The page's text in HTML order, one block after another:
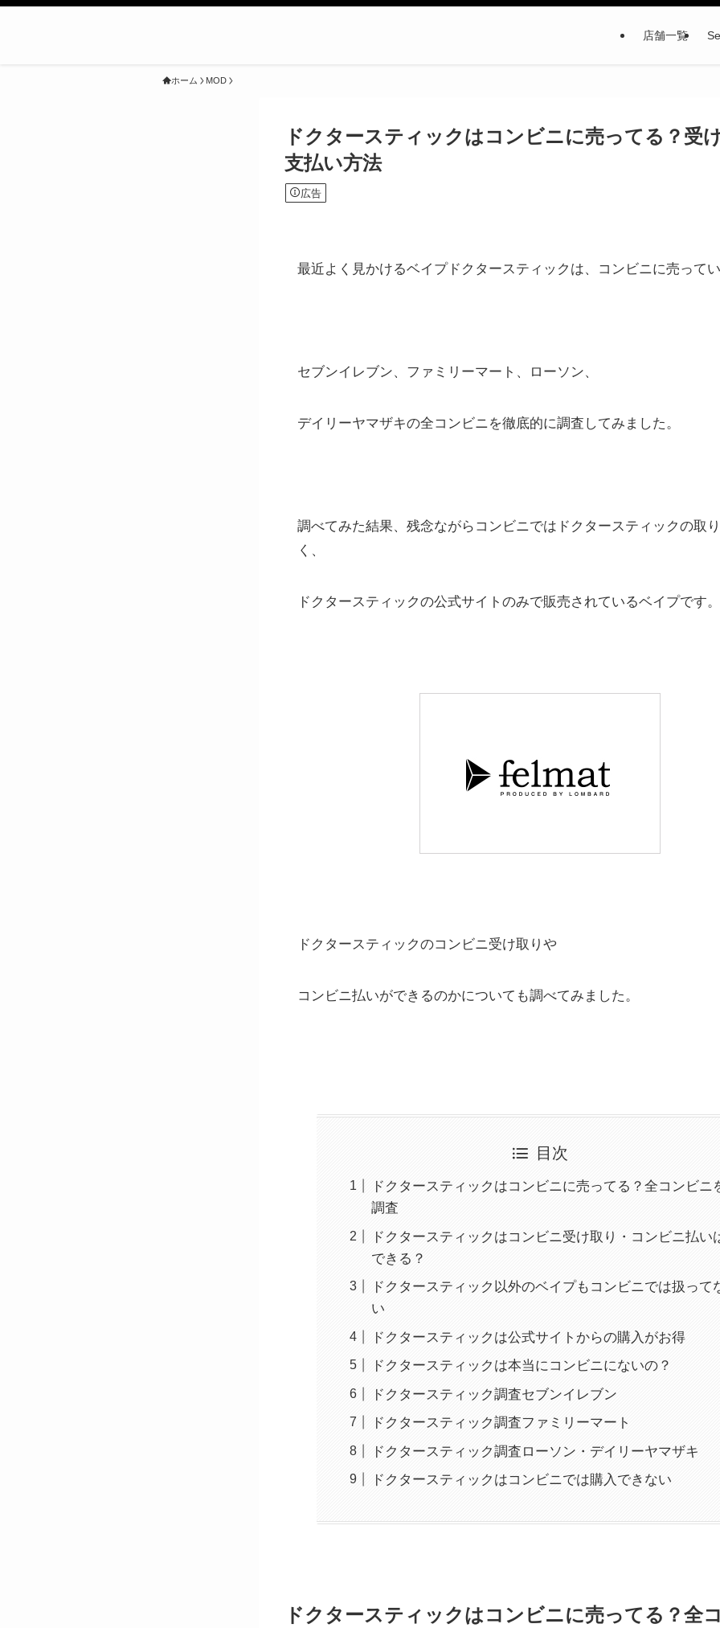
店舗一覧
ホーム MOD
ドクタースティックはコンビニに売ってる？受
支払い方法
広告
最近よく見かけるベイプドクタースティックは、コンビニに売って
セブンイレブン、ファミリーマート、ローソン、
デイリーヤマザキの全コンビニを徹底的に調査してみました。
調べてみた結果、残念ながらコンビニではドクタースティックの取
く、
ドクタースティックの公式サイトのみで販売されているベイプです。
ドクタースティックのコンビニ受け取りや
コンビニ払いができるのかについても調べてみました。
目次
ドクタースティックはコンビニに売ってる？全コンビニ
調査
ドクタースティックはコンビニ受け取り・コンビニ払い
できる？
ドクタースティック以外のベイプもコンビニでは扱って
い
ドクタースティックは公式サイトからの購入がお得
ドクタースティックは本当にコンビニにないの？
ドクタースティック調査セブンイレブン
ドクタースティック調査ファミリーマート
ドクタースティック調査ローソン・デイリーヤマザキ
ドクタースティックはコンビニでは購入できない
ドクタースティックはコンビニに売ってる？全